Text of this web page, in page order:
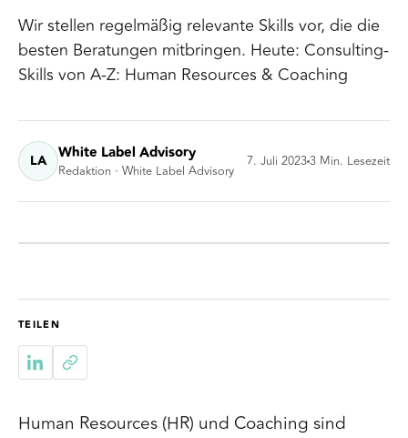
Wir stellen regelmäßig relevante Skills vor, die die
besten Beratungen mitbringen. Heute: Consulting-
Skills von A-Z: Human Resources & Coaching
LA White Label Advisory
Redaktion · White Label Advisory
7. Juli 20233 Min. Lesezeit
TEILEN
Human Resources (HR) und Coaching sind